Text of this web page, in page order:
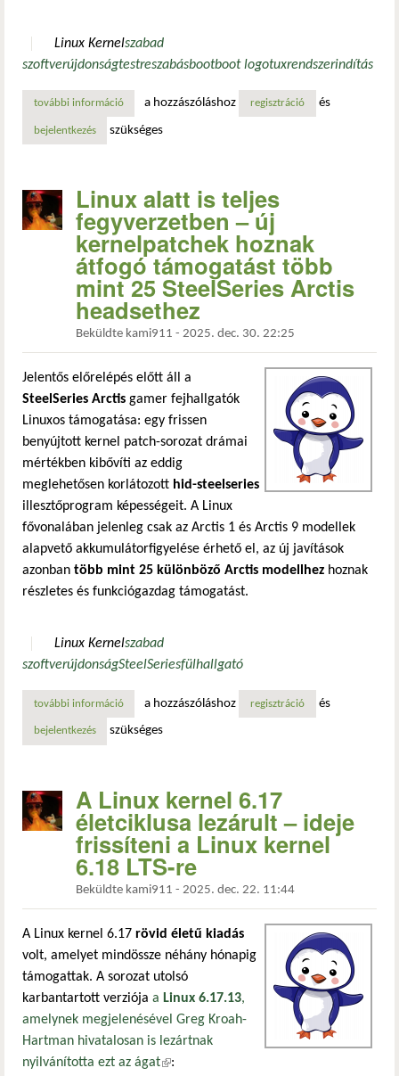
Linux Kernelszabad
szoftverújdonságtestreszabásbootboot logotuxrendszerindítás
további információúj linux javítások: egyszerűbben testreszabható a tux-os
a hozzászóláshoz regisztráció és
bejelentkezés szükséges
Linux alatt is teljes
fegyverzetben – új
kernelpatchek hoznak
átfogó támogatást több
mint 25 SteelSeries Arctis
headsethez
Beküldte kami911 - 2025. dec. 30. 22:25
Jelentős előrelépés előtt áll a
SteelSeries Arctis gamer fejhallgatók
Linuxos támogatása: egy frissen
benyújtott kernel patch-sorozat drámai
mértékben kibővíti az eddig
meglehetősen korlátozott hid-steelseries
illesztőprogram képességeit. A Linux
fővonalában jelenleg csak az Arctis 1 és Arctis 9 modellek
alapvető akkumulátorfigyelése érhető el, az új javítások
azonban több mint 25 különböző Arctis modellhez hoznak
részletes és funkciógazdag támogatást.
Linux Kernelszabad
szoftverújdonságSteelSeriesfülhallgató
további információlinux alatt is teljes fegyverzetben – új kernelpatchek
a hozzászóláshoz regisztráció és
bejelentkezés szükséges
A Linux kernel 6.17
életciklusa lezárult – ideje
frissíteni a Linux kernel
6.18 LTS-re
Beküldte kami911 - 2025. dec. 22. 11:44
A Linux kernel 6.17 rövid életű kiadás
volt, amelyet mindössze néhány hónapig
támogattak. A sorozat utolsó
karbantartott verziója a Linux 6.17.13,
amelynek megjelenésével Greg Kroah-
Hartman hivatalosan is lezártnak
nyilvánította ezt az ágat(külső hivatkozás)
: